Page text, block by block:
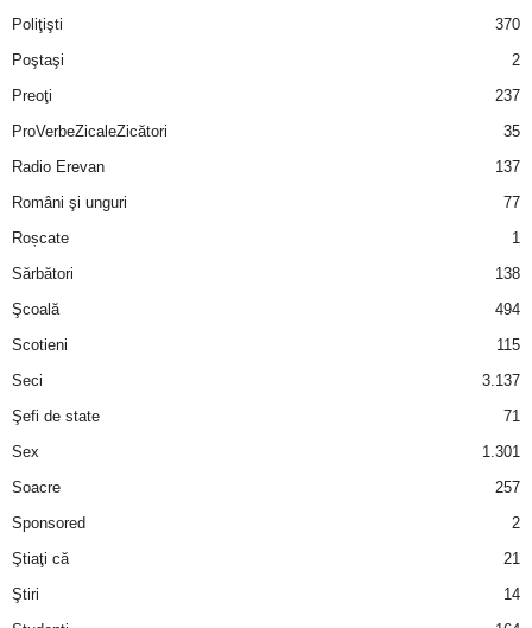
Poliţişti
370
Poştaşi
2
Preoţi
237
ProVerbeZicaleZicători
35
Radio Erevan
137
Români şi unguri
77
Roșcate
1
Sărbători
138
Şcoală
494
Scotieni
115
Seci
3.137
Şefi de state
71
Sex
1.301
Soacre
257
Sponsored
2
Ştiaţi că
21
Ştiri
14